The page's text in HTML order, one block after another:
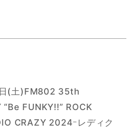
(土)FM802 35th
FUNKY!!” ROCK
CRAZY 2024ｰレディク